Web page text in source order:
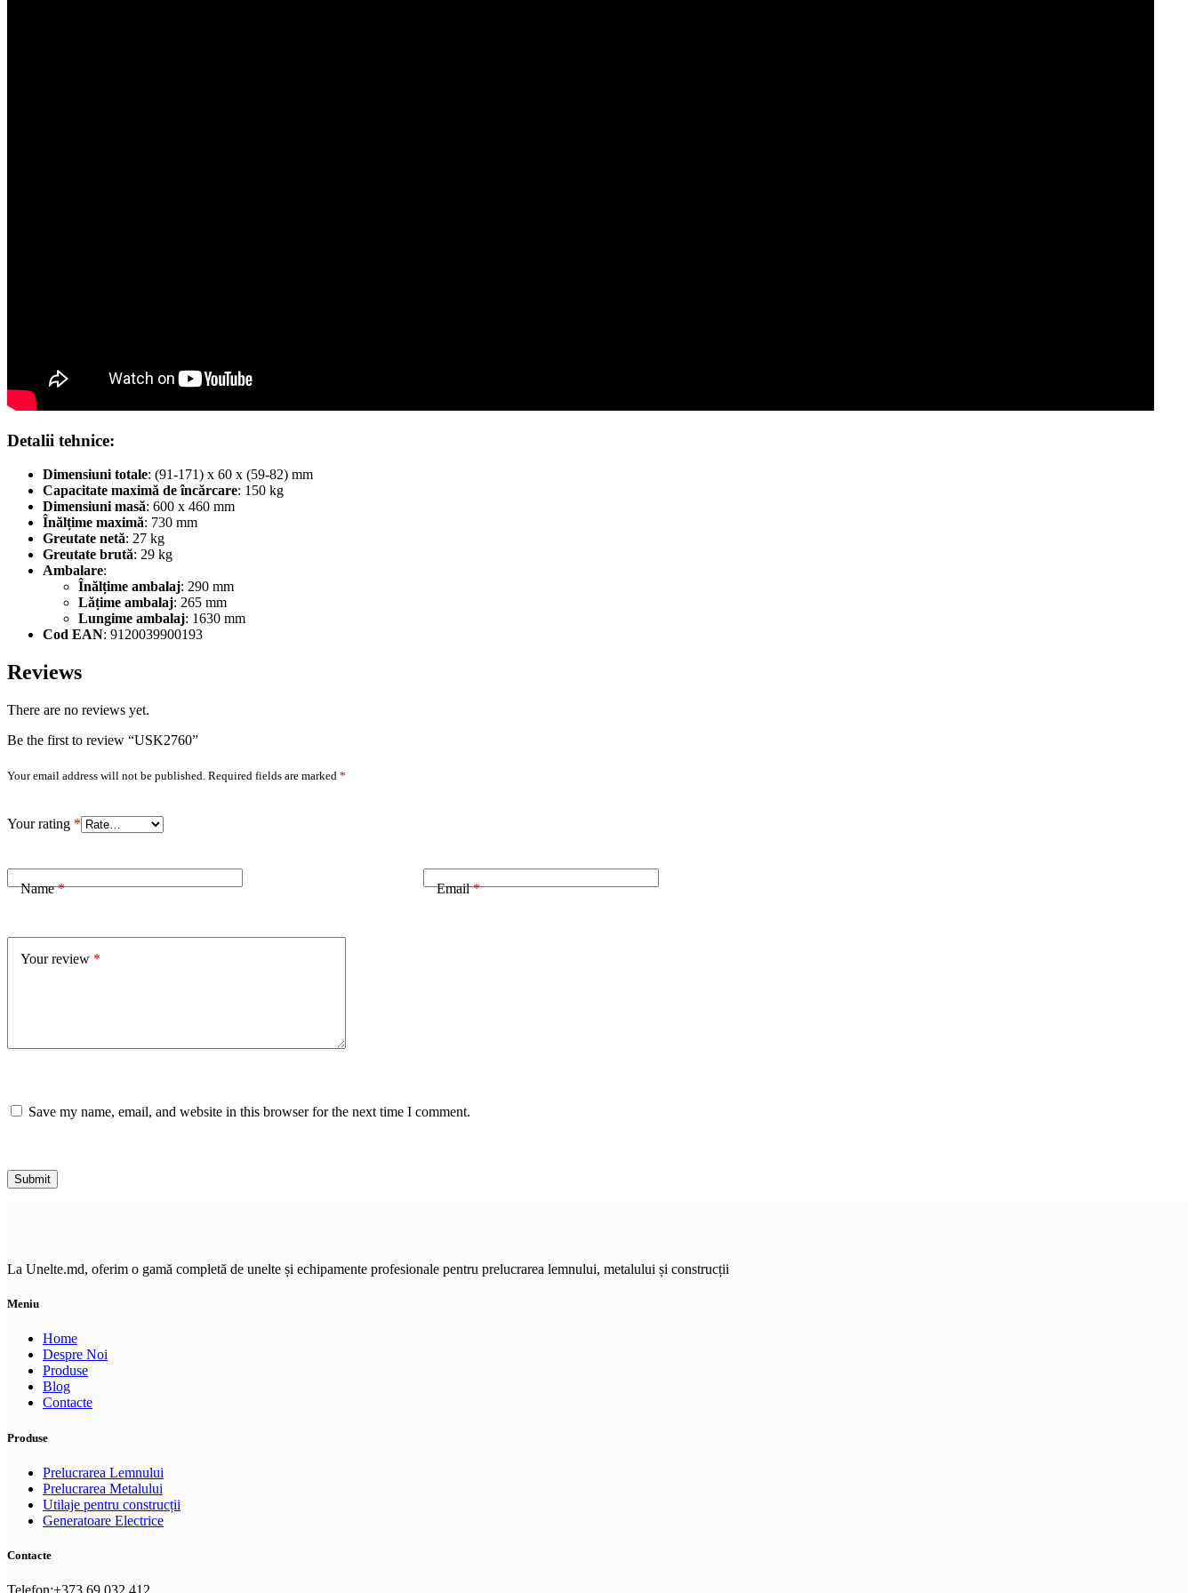
Detalii tehnice:
Dimensiuni totale: (91-171) x 60 x (59-82) mm
Capacitate maximă de încărcare: 150 kg
Dimensiuni masă: 600 x 460 mm
Înălțime maximă: 730 mm
Greutate netă: 27 kg
Greutate brută: 29 kg
Ambalare:
Înălțime ambalaj: 290 mm
Lățime ambalaj: 265 mm
Lungime ambalaj: 1630 mm
Cod EAN: 9120039900193
Reviews
There are no reviews yet.
Be the first to review “USK2760”
Your email address will not be published. Required fields are marked *
Your rating *
Name* Email*
Your review *
Save my name, email, and website in this browser for the next time I comment.
Submit
La Unelte.md, oferim o gamă completă de unelte și echipamente profesionale pentru prelucrarea lemnului, metalului și construcții
Meniu
Home
Despre Noi
Produse
Blog
Contacte
Produse
Prelucrarea Lemnului
Prelucrarea Metalului
Utilaje pentru construcții
Generatoare Electrice
Contacte
Telefon:+373 69 032 412